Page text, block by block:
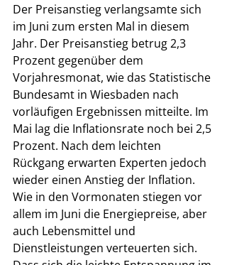
Der Preisanstieg verlangsamte sich
im Juni zum ersten Mal in diesem
Jahr. Der Preisanstieg betrug 2,3
Prozent gegenüber dem
Vorjahresmonat, wie das Statistische
Bundesamt in Wiesbaden nach
vorläufigen Ergebnissen mitteilte. Im
Mai lag die Inflationsrate noch bei 2,5
Prozent. Nach dem leichten
Rückgang erwarten Experten jedoch
wieder einen Anstieg der Inflation.
Wie in den Vormonaten stiegen vor
allem im Juni die Energiepreise, aber
auch Lebensmittel und
Dienstleistungen verteuerten sich.